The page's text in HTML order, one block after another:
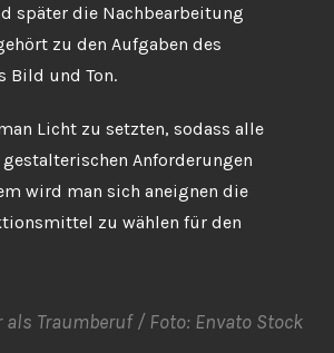
später die Nachbearbeitung
zu den Aufgaben des
Bild und Ton.
Licht zu setzten, sodass alle
Anforderungen
wird man sich aneignen die
zu wählen für den
Traumberuf / Foto: Envato Stock